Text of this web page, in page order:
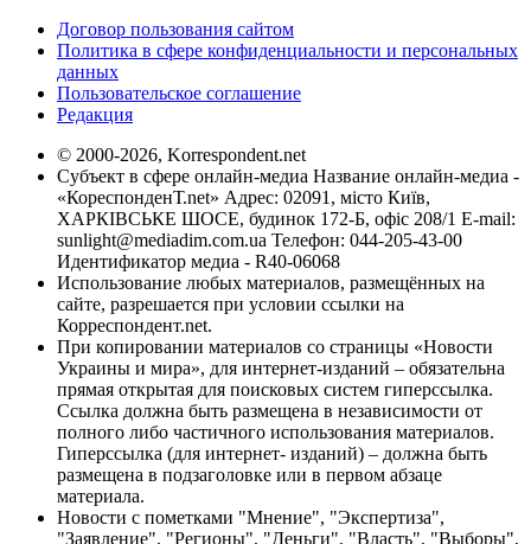
Договор пользования сайтом
Политика в сфере конфиденциальности и персональных
данных
Пользовательское соглашение
Редакция
© 2000-2026, Korrespondent.net
Субъект в сфере онлайн-медиа Название онлайн-медиа -
«КореспонденТ.net» Адрес: 02091, місто Київ,
ХАРКІВСЬКЕ ШОСЕ, будинок 172-Б, офіс 208/1 E-mail:
sunlight@mediadim.com.ua Телефон: 044-205-43-00
Идентификатор медиа - R40-06068
Использование любых материалов, размещённых на
сайте, разрешается при условии ссылки на
Корреспондент.net.
При копировании материалов со страницы «Новости
Украины и мира», для интернет-изданий – обязательна
прямая открытая для поисковых систем гиперссылка.
Ссылка должна быть размещена в независимости от
полного либо частичного использования материалов.
Гиперссылка (для интернет- изданий) – должна быть
размещена в подзаголовке или в первом абзаце
материала.
Новости с пометками "Мнение", "Экспертиза",
"Заявление", "Регионы", "Деньги", "Власть", "Выборы",